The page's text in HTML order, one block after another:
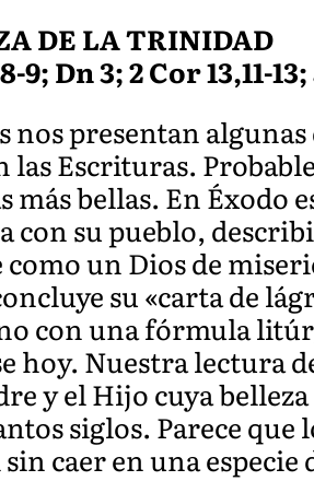
DE LA TRINIDAD
9; Dn 3; 2 Cor 13,11-
nos presentan
las Escrituras.
más bellas. En Éxodo
con su pueblo,
un Dios de
su «carta de
con una fórmula
hoy. Nuestra lectura
y el Hijo cuya
siglos. Parece
caer en una especie